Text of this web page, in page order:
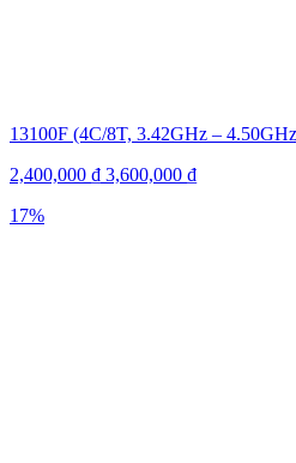
13100F (4C/8T, 3.42GHz –
2,400,000 ₫ 3,600,000 ₫
17%